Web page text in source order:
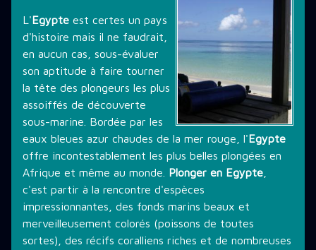
LES PROMOTIONS
STAGE PLONGÉE
INFORMATIONS PRATIQUES
CONTACT
L'Egypte est certes un pays
d'histoire mais il ne faudrait,
en aucun cas, sous-évaluer
son aptitude à faire tourner
la tête des plongeurs les plus
assoiffés de découverte
sous-marine. Bordée par les
eaux bleues azur chaudes de la mer rouge, l'Egypte
offre incontestablement les plus belles plongées en
Afrique et même au monde. Plonger en Egypte
c'est partir à la rencontre d'espèces
impressionnantes, des fonds marins beaux et
merveilleusement colorés (poissons de toutes
sortes), des récifs coralliens riches et de nombreuses